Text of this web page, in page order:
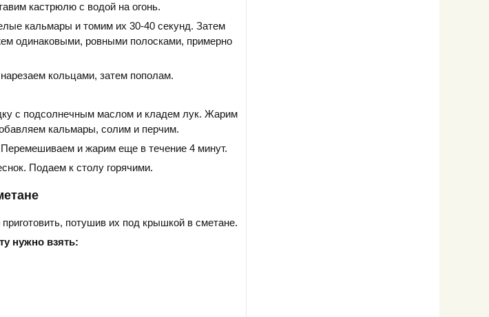
кастрюлю с водой на огонь.
кальмары и томим их 30-40 секунд. Затем
одинаковыми, ровными полосками, примерно
кольцами, затем пополам.
с подсолнечным маслом и кладем лук. Жарим
кальмары, солим и перчим.
и жарим еще в течение 4 минут.
Подаем к столу горячими.
потушив их под крышкой в сметане.
нужно взять: